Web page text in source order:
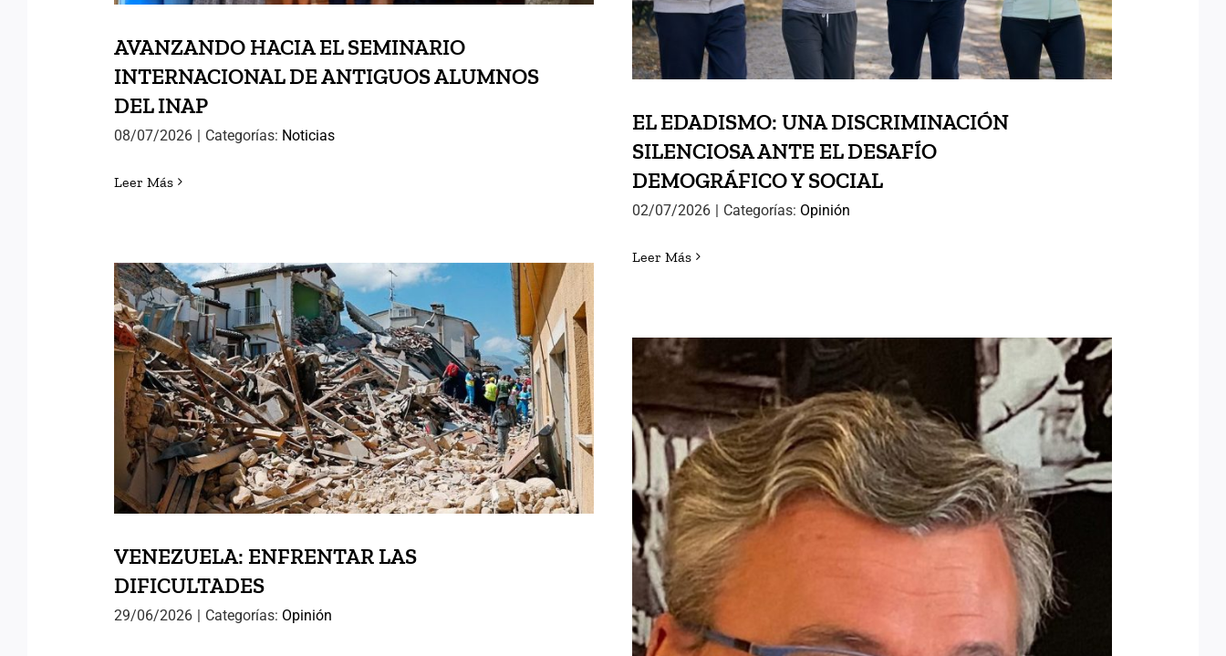
AVANZANDO HACIA EL SEMINARIO
INTERNACIONAL DE ANTIGUOS ALUMNOS
DEL INAP
08/07/2026 | Categorías: Noticias
Leer Más
EL EDADISMO: UNA DISCRIMINACIÓN
SILENCIOSA ANTE EL DESAFÍO
DEMOGRÁFICO Y SOCIAL
02/07/2026 | Categorías: Opinión
Leer Más
VENEZUELA: ENFRENTAR LAS
DIFICULTADES
VENEZUELA: ENFRENTAR LAS
DIFICULTADES
29/06/2026 Categorías: Opinión